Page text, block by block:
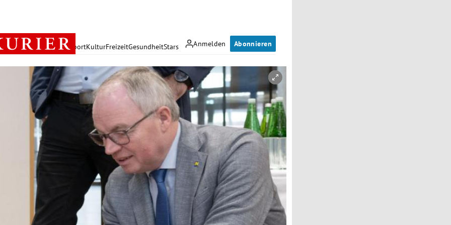
Anmelden Abonnieren
PolitikWirtschaft SportKulturFreizeitGesundheitStars